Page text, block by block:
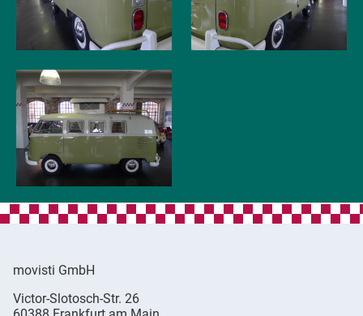
movisti GmbH
classic
Victor-Slotosch-Str. 26